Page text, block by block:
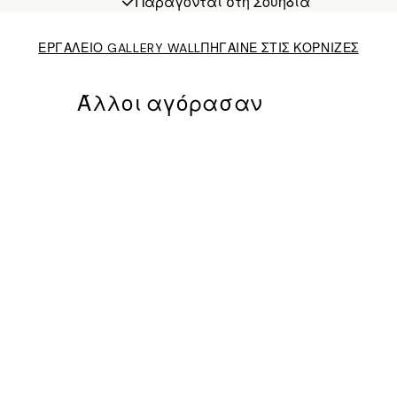
ΕΡΓΑΛΕΙΟ GALLERY WALLΠΗΓΑΙΝΕ ΣΤΙΣ ΚΟΡΝΙΖΕΣ
Άλλοι αγόρασαν